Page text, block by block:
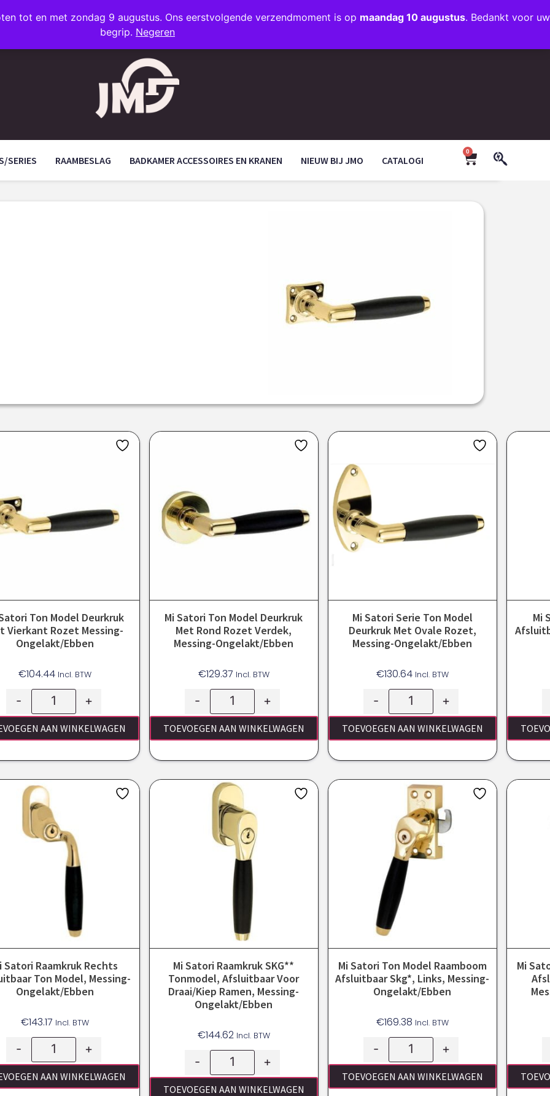
tot en met zondag 9 augustus. Ons eerstvolgende verzendmoment is op maandag 10 augustus. Bedankt voor uw
begrip. Negeren
INFO@JMODESIGN.NL
+31 (0)35 203 1663
SERIES RAAMBESLAG BADKAMER ACCESSOIRES EN KRANEN NIEUW BIJ JMO CATALOGI
0
Ton Model Deurkruk
Vierkant Rozet Messing-
Ongelakt/ebben
€104.44 Incl. BTW
- +
AAN WINKELWAGEN
Mi Satori Ton Model Deurkruk
Met Rond Rozet Verdek,
Messing-Ongelakt/ebben
€129.37 Incl. BTW
- +
TOEVOEGEN AAN WINKELWAGEN
Mi Satori Serie Ton Model
Deurkruk Met Ovale Rozet,
Messing-Ongelakt/ebben
€130.64 Incl. BTW
- +
TOEVOEGEN AAN WINKELWAGEN
Mi
Satori Raamkruk Rechts
Ton Model, Messing-
Ongelakt/ebben
€143.17 Incl. BTW
- +
AAN WINKELWAGEN
Mi Satori Raamkruk SKG**
Tonmodel, Afsluitbaar Voor
Draai/kiep Ramen, Messing-
Ongelakt/ebben
€144.62 Incl. BTW
- +
TOEVOEGEN AAN WINKELWAGEN
Mi Satori Ton Model Raamboom
Afsluitbaar Skg*, Links, Messing-
Ongelakt/Ebben
€169.38 Incl. BTW
- +
TOEVOEGEN AAN WINKELWAGEN
Mi